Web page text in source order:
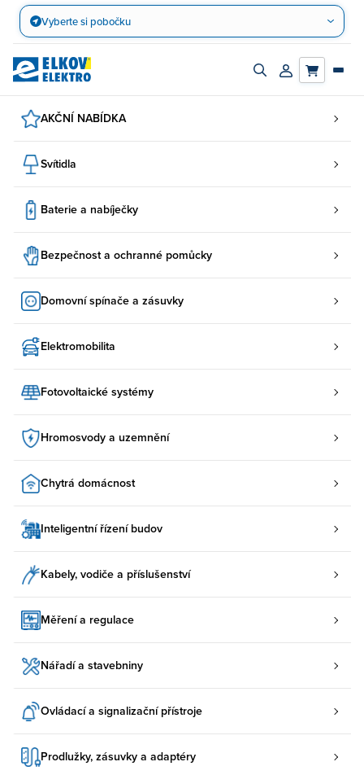
Přejít
obsah
Vyberte si pobočku
Zapnout/vypnout
Přihlásit/
AKČNÍ NABÍDKA
Svítidla
Baterie a nabíječky
Bezpečnost a ochranné pomůcky
Domovní spínače a zásuvky
Elektromobilita
Fotovoltaické systémy
Hromosvody a uzemnění
Chytrá domácnost
Inteligentní řízení budov
Kabely, vodiče a příslušenství
Měření a regulace
Nářadí a stavebniny
Ovládací a signalizační přístroje
Prodlužky, zásuvky a adaptéry